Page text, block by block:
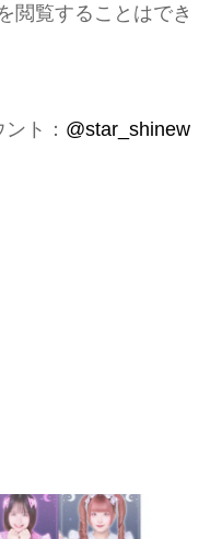
閲覧することはでき
ト： @star_shinew